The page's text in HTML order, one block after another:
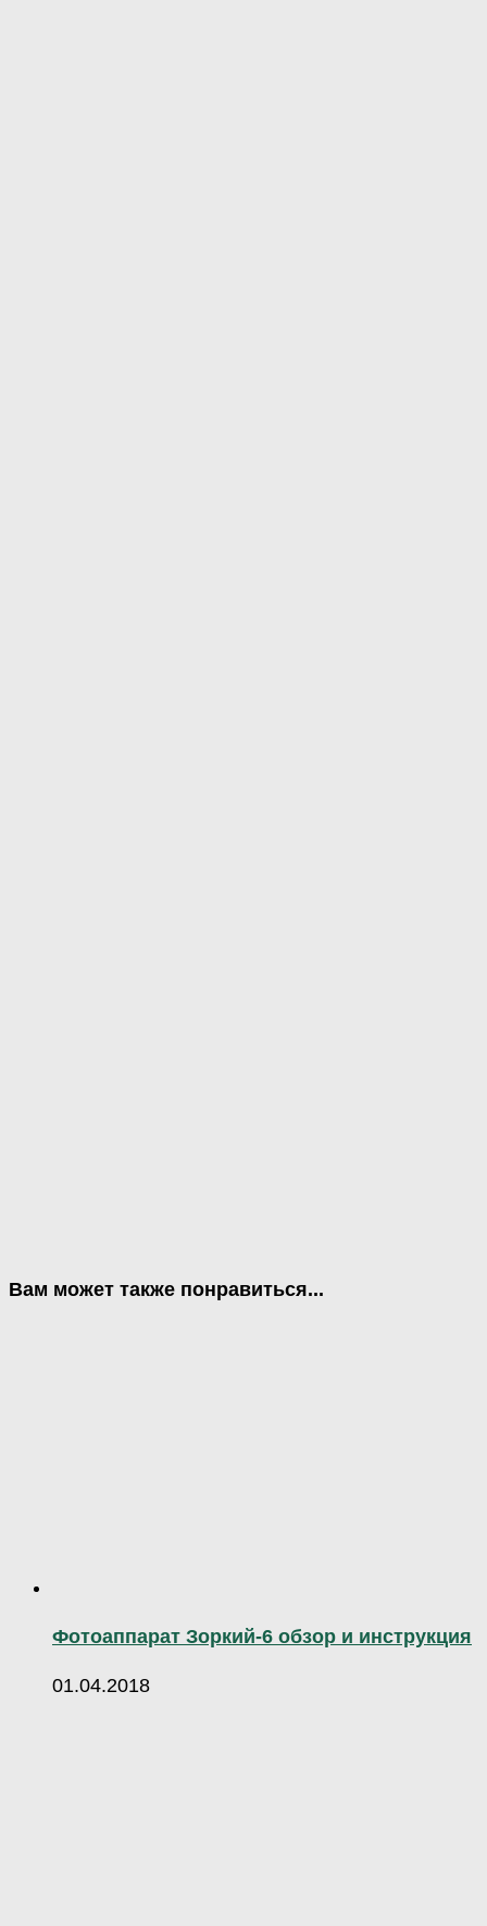
Вам может также понравиться...
Фотоаппарат Зоркий-6 обзор и инструкция
01.04.2018